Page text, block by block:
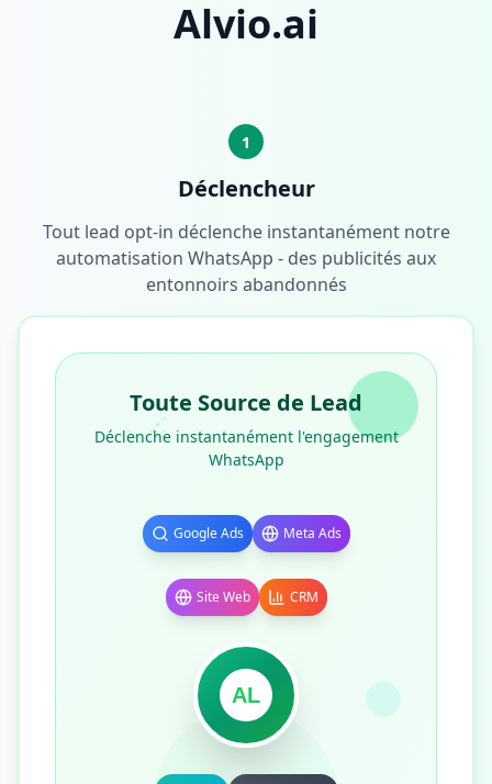
Alvio.ai
1
Déclencheur
Tout lead opt-in déclenche instantanément notre
automatisation WhatsApp - des publicités aux
entonnoirs abandonnés
Toute Source de Lead
Déclenche instantanément l'engagement
WhatsApp
Google Ads Meta Ads
Site Web CRM
AL